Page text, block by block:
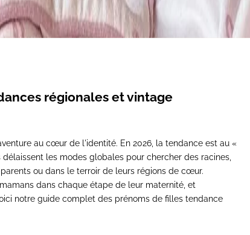
régionales et vintage
au cœur de l'identité. En 2026, la tendance est au «
les modes globales pour chercher des racines,
ou dans le terroir de leurs régions de cœur.
dans chaque étape de leur maternité, et
notre guide complet des prénoms de filles tendance